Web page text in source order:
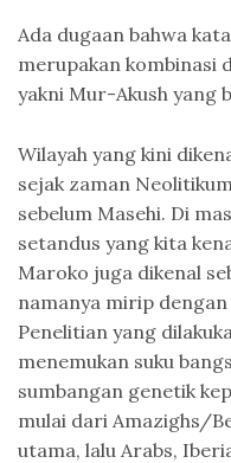
Ada dugaan bahwa
merupakan kombinasi
yakni Mur-Akush yang
Wilayah yang kini
sejak zaman
sebelum Masehi. Di
setandus yang kita
Maroko juga dikenal
namanya mirip
Penelitian yang
menemukan suku
sumbangan genetik
mulai dari Amazighs/
utama, lalu Arabs,